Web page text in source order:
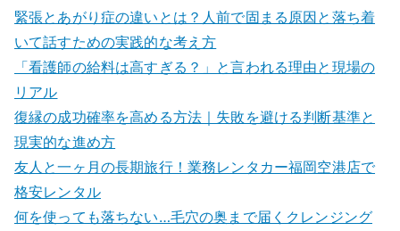
緊張とあがり症の違いとは？人前で固まる原因と落ち着
いて話すための実践的な考え方
「看護師の給料は高すぎる？」と言われる理由と現場の
リアル
復縁の成功確率を高める方法｜失敗を避ける判断基準と
現実的な進め方
友人と一ヶ月の長期旅行！業務レンタカー福岡空港店で
格安レンタル
何を使っても落ちない…毛穴の奥まで届くクレンジング